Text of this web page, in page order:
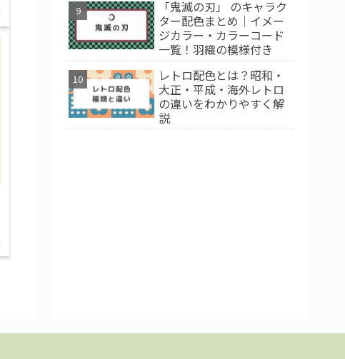
「鬼滅の刃」 のキャラク
ター配色まとめ｜イメー
ジカラー・カラーコード
一覧！羽織の模様付き
レトロ配色とは？昭和・
大正・平成・海外レトロ
の違いをわかりやすく解
説